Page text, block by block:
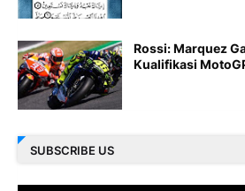
Rossi: Marquez
Kualifikasi
SUBSCRIBE US